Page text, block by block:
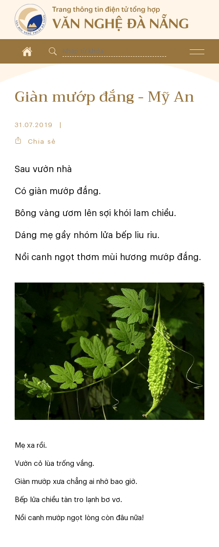
Giàn mướp đắng - Mỹ An
31.07.2019
Chia sẻ
Sau vườn nhà
Có giàn mướp đắng.
Bông vàng ươm lên sợi khói lam chiều.
Dáng mẹ gầy nhóm lửa bếp liu riu.
Nồi canh ngọt thơm mùi hương mướp đắng.
Mẹ xa rồi.
Vườn cỏ lùa trống vắng.
Giàn mướp xưa chẳng ai nhớ bao giờ.
Bếp lửa chiều tàn tro lạnh bơ vơ.
Nồi canh mướp ngọt lòng còn đâu nữa!